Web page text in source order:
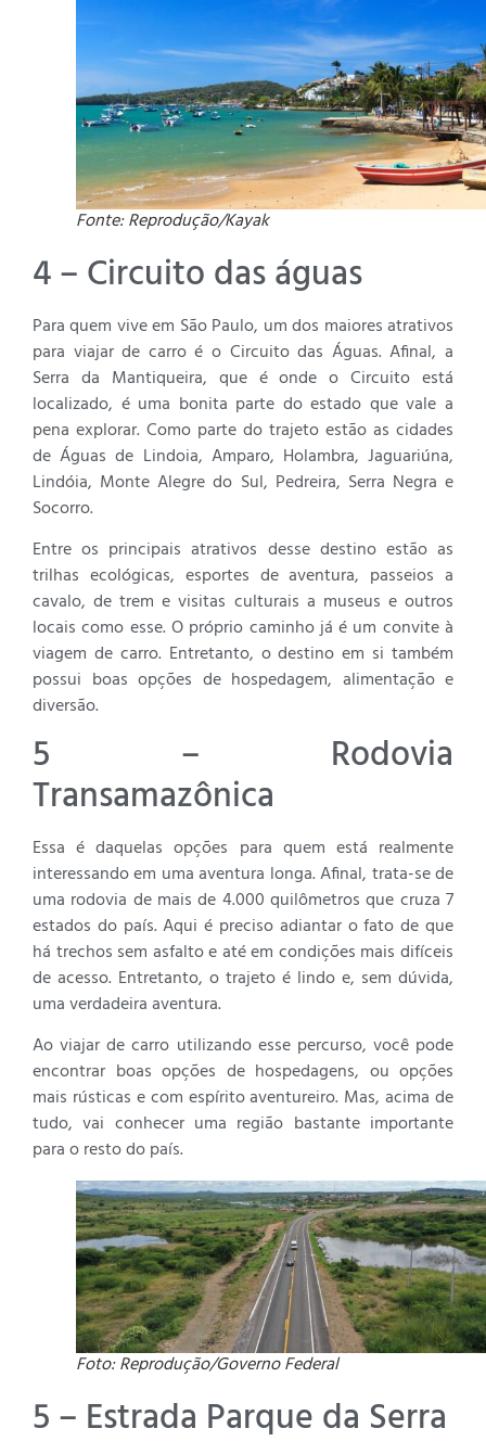
Fonte: Reprodução/Kayak
4 – Circuito das águas
Para quem vive em São Paulo, um dos maiores atrativos
para viajar de carro é o Circuito das Águas. Afinal, a
Serra da Mantiqueira, que é onde o Circuito está
localizado, é uma bonita parte do estado que vale a
pena explorar. Como parte do trajeto estão as cidades
de Águas de Lindoia, Amparo, Holambra, Jaguariúna,
Lindóia, Monte Alegre do Sul, Pedreira, Serra Negra e
Socorro.
Entre os principais atrativos desse destino estão as
trilhas ecológicas, esportes de aventura, passeios a
cavalo, de trem e visitas culturais a museus e outros
locais como esse. O próprio caminho já é um convite à
viagem de carro. Entretanto, o destino em si também
possui boas opções de hospedagem, alimentação e
diversão.
5 – Rodovia
Transamazônica
Essa é daquelas opções para quem está realmente
interessando em uma aventura longa. Afinal, trata-se de
uma rodovia de mais de 4.000 quilômetros que cruza 7
estados do país. Aqui é preciso adiantar o fato de que
há trechos sem asfalto e até em condições mais difíceis
de acesso. Entretanto, o trajeto é lindo e, sem dúvida,
uma verdadeira aventura.
Ao viajar de carro utilizando esse percurso, você pode
encontrar boas opções de hospedagens, ou opções
mais rústicas e com espírito aventureiro. Mas, acima de
tudo, vai conhecer uma região bastante importante
para o resto do país.
Foto: Reprodução/Governo Federal
5 – Estrada Parque da Serra